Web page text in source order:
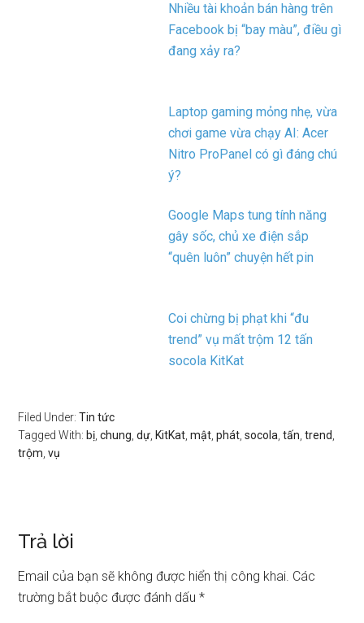
Nhiều tài khoản bán hàng trên
Facebook bị “bay màu”, điều gì
đang xảy ra?
Laptop gaming mỏng nhẹ, vừa
chơi game vừa chạy AI: Acer
Nitro ProPanel có gì đáng chú
ý?
Google Maps tung tính năng
gây sốc, chủ xe điện sắp
“quên luôn” chuyện hết pin
Coi chừng bị phạt khi “đu
trend” vụ mất trộm 12 tấn
socola KitKat
Filed Under:Tin tức
Tagged With: bị ,chung ,dự KitKat ,mật ,phát ,socola ,tấn ,trend
trộm ,vụ
Trả lời
Email của bạn sẽ không được hiển thị công khai. Các
trường bắt buộc được đánh dấu*